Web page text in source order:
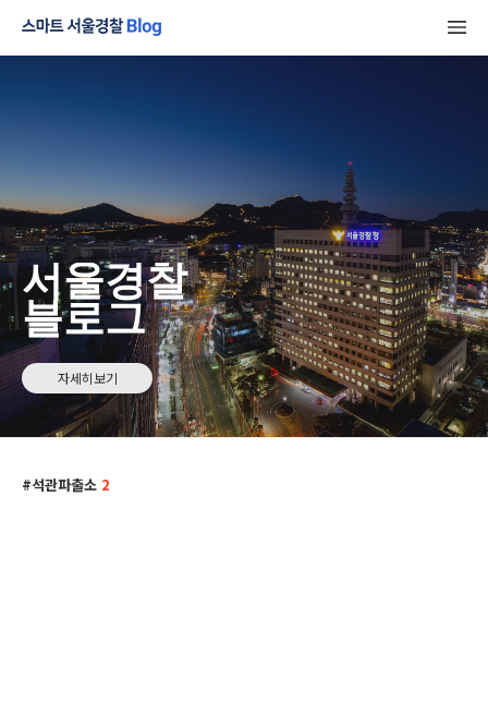
서울경찰
블로그
자세히보기
석관파출소 2